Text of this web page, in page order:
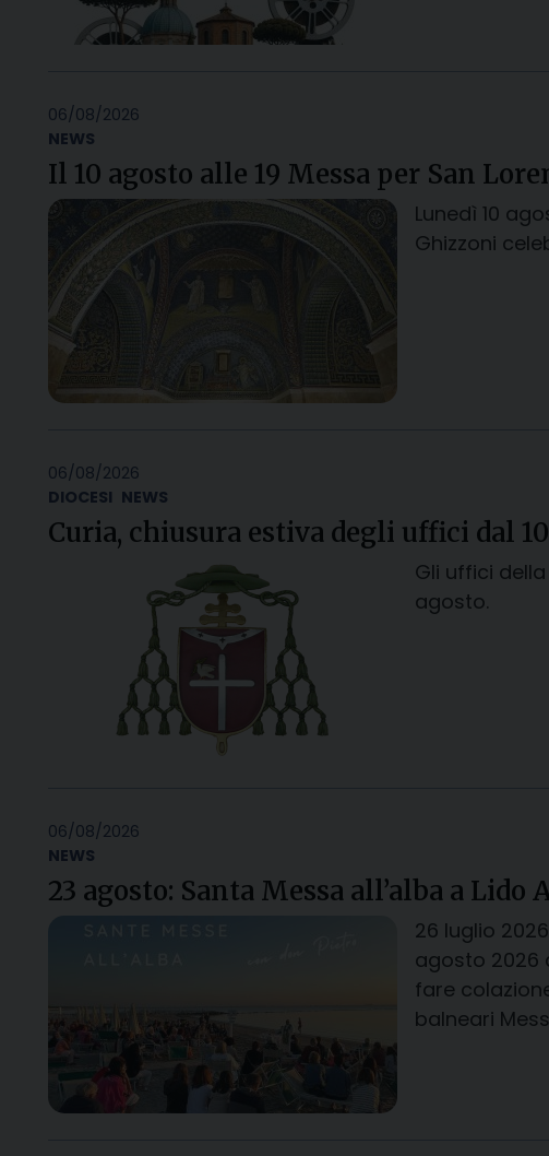
06/08/2026
NEWS
Il 10 agosto alle 19 Messa per San
Lunedì 10
Ghizzoni
06/08/2026
DIOCESI NEWS
Curia, chiusura estiva degli uffici dal
Gli uffici
agosto.
06/08/2026
NEWS
23 agosto: Santa Messa all’alba a Lido
26 luglio
agosto 2026
fare
balneari